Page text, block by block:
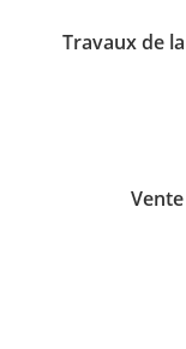
Travaux de